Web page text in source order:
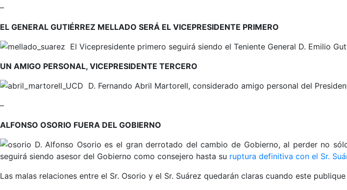
–
EL GENERAL GUTIÉRREZ MELLADO SERÁ EL VICEPRESIDENTE PRIMERO
El Vicepresidente primero seguirá siendo el Teniente General D. Emilio
UN AMIGO PERSONAL, VICEPRESIDENTE TERCERO
D. Fernando Abril Martorell, considerado amigo personal del
–
ALFONSO OSORIO FUERA DEL GOBIERNO
D. Alfonso Osorio es el gran derrotado del cambio de Gobierno, al perder no
seguirá siendo asesor del Gobierno como consejero hasta su ruptura definitiva con el Sr.
Las malas relaciones entre el Sr. Osorio y el Sr. Suárez quedarán claras cuando este publique